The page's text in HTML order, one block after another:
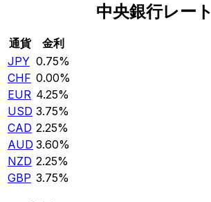
中央銀行レート
通貨
金利
JPY 0.75%
CHF 0.00%
EUR 4.25%
USD 3.75%
CAD 2.25%
AUD 3.60%
NZD 2.25%
GBP 3.75%